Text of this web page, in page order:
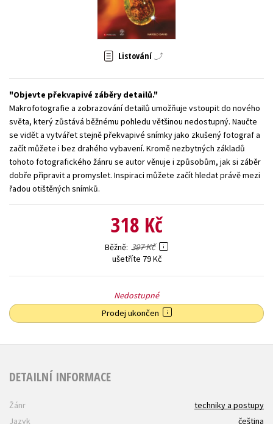
Zahraniční literatura
Listování
Objevte překvapivé záběry detailů.
Makrofotografie a zobrazování detailů umožňuje vstoupit do nového
světa, který zůstává běžnému pohledu většinou nedostupný. Naučte
se vidět a vytvářet stejně překvapivé snímky jako zkušený fotograf a
začít můžete i bez drahého vybavení. Kromě nezbytných základů
tohoto fotografického žánru se autor věnuje i způsobům, jak si záběr
dobře připravit a promyslet. Inspiraci můžete začít hledat právě mezi
řadou otištěných snímků.
318 Kč
Běžně 397 Kč
ušetříte 79 Kč
Nedostupné
Prodej ukončen
DETAILNÍ INFORMACE
Žánr
techniky a postupy
Jazyk
čeština